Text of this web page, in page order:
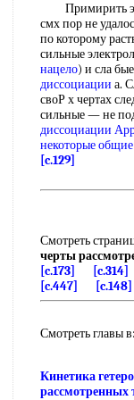
Примирить
смх пор не
по которому
сильные
нацело) и сла
диссоциации а.
своР х чертах
сильные — не
диссоциации
некоторые общие
[c.129]
Смотреть
черты
[c.173]
[c.314]
[c.447]
[c.148]
Смотреть главы в:
Кинетика
рассмотренных